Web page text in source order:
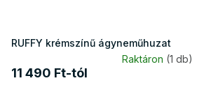
RUFFY krémszínű ágyneműhuzat
Raktáron (1 db)
11 490 Ft-tól